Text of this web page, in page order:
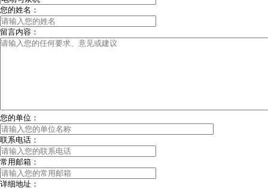
您的姓名：
留言内容：
您的单位：
联系电话：
常用邮箱：
详细地址：